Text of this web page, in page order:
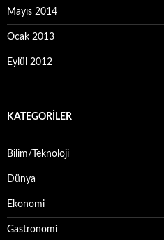
Mayıs 2014
Ocak 2013
Eylül 2012
KATEGORILER
Bilim/Teknoloji
Dünya
Ekonomi
Gastronomi